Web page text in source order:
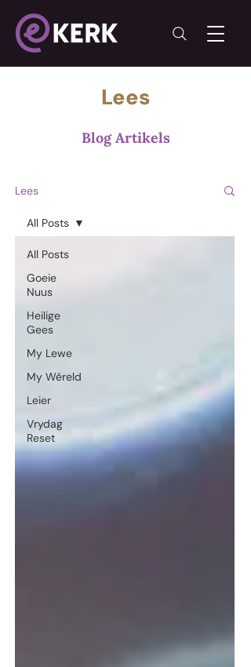
Lees
Blog Artikels
Lees
All Posts
Goeie
Nuus
Heilige
Gees
My Lewe
My Wêreld
Leier
Vrydag
Reset
All Posts